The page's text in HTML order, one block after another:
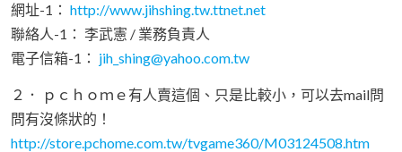
網址-1： http://www.jihshing.tw.ttnet.net
聯絡人-1： 李武憲 / 業務負責人
電子信箱-1： jih_shing@yahoo.com.tw
２． ｐｃｈｏｍｅ有人賣這個、只是比較小，可以去mail問
問有沒條狀的！
http://store.pchome.com.tw/tvgame360/M03124508.htm